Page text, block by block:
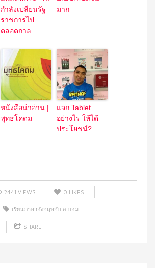
กำลังเปลี่ยนรัฐ
ราชการไป
ตลอดกาล
มาก
หนังสือน่าอ่าน |
พุทธโคดม
แจก Tablet
อย่างไร ให้ได้
ประโยชน์?
2441 VIEWS 0 LIKES
เรียนภาษาอังกฤษกับ อ.บอม
SHARE